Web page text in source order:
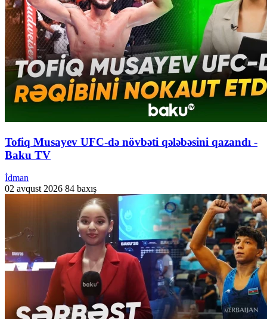
Tofiq Musayev UFC-də növbəti qələbəsini qazandı -
Baku TV
İdman
02 avqust 2026 84 baxış